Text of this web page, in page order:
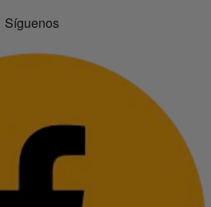
Síguenos